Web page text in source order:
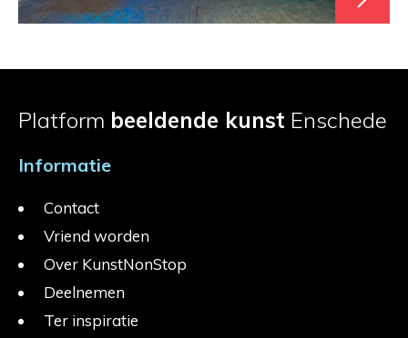
Platform beeldende kunst Enschede
Informatie
Contact
Vriend worden
Over KunstNonStop
Deelnemen
Ter inspiratie